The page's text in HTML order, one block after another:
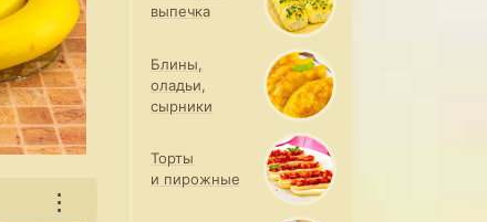
⋮
выпечка
Блины,
оладьи,
сырники
Торты
и пирожные